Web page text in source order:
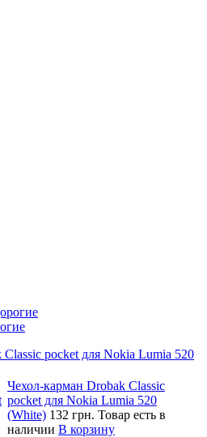
pocket для Nokia Lumia 520
Чехол-карман Drobak Classic
pocket для Nokia Lumia 520
(White) 132 грн. Товар есть в
наличии В корзину